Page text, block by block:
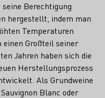
Berechtigung
hergestellt, indem man
Temperaturen
einen Großteil seiner
Jahren haben sich die
Herstellungsprozess
Als Grundweine
Blanc oder